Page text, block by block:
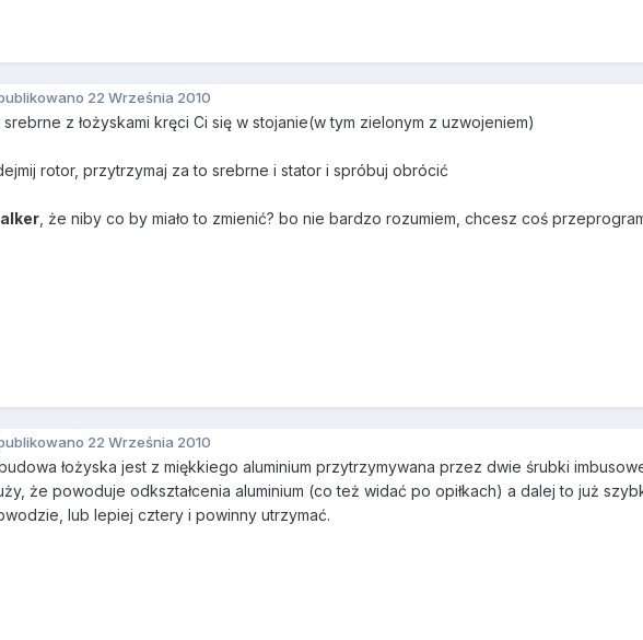
22 Września 2010
srebrne z łożyskami kręci Ci się w stojanie(w tym zielonym z uzwojeniem)
rotor, przytrzymaj za to srebrne i stator i spróbuj obrócić
, że niby co by miało to zmienić? bo nie bardzo rozumiem, chcesz coś
22 Września 2010
łożyska jest z miękkiego aluminium przytrzymywana przez dwie śrubki
że powoduje odkształcenia aluminium (co też widać po opiłkach) a dalej to już
lub lepiej cztery i powinny utrzymać.